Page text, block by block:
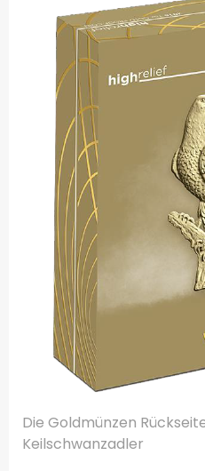
Die Goldmünzen
Keilschwanzadler